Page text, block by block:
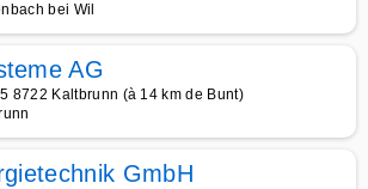
bei Wil
AG
8722 Kaltbrunn (à 14 km de Bunt)
GmbH